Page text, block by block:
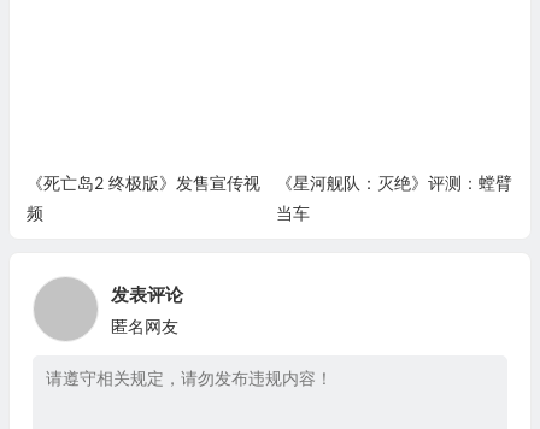
《死亡岛2 终极版》发售宣传视
频
《星河舰队：灭绝》评测：螳臂
当车
发表评论
匿名网友